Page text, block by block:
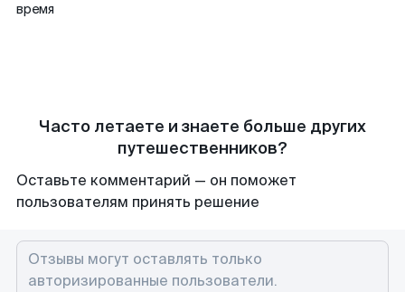
время
Часто летаете и знаете больше других
путешественников?
Оставьте комментарий — он поможет
пользователям принять решение